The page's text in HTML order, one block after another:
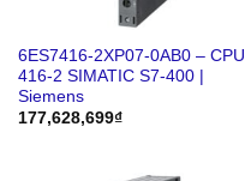
6ES7416-2XP07-0AB0 – CPU
416-2 SIMATIC S7-400 |
Siemens
177,628,699₫